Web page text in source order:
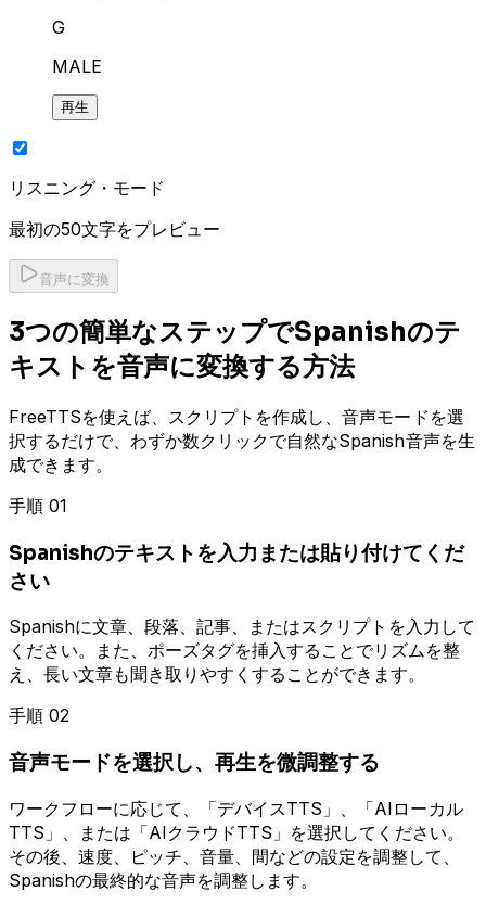
G
MALE
再生
リスニング・モード
最初の50文字をプレビュー
音声に変換
3つの簡単なステップでSpanishのテ
キストを音声に変換する方法
FreeTTSを使えば、スクリプトを作成し、音声モードを選
択するだけで、わずか数クリックで自然なSpanish音声を生
成できます。
手順 01
Spanishのテキストを入力または貼り付けてくだ
さい
Spanishに文章、段落、記事、またはスクリプトを入力して
ください。また、ポーズタグを挿入することでリズムを整
え、長い文章も聞き取りやすくすることができます。
手順 02
音声モードを選択し、再生を微調整する
ワークフローに応じて、「デバイスTTS」、「AIローカル
TTS」、または「AIクラウドTTS」を選択してください。
その後、速度、ピッチ、音量、間などの設定を調整して、
Spanishの最終的な音声を調整します。